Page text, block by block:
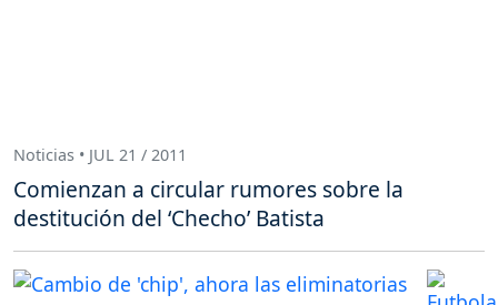
Noticias • JUL 21 / 2011
Comienzan a circular rumores sobre la
destitución del ‘Checho’ Batista